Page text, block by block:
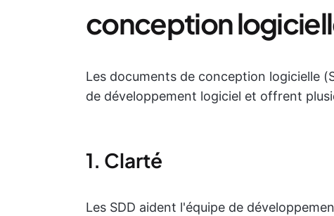
conception
Les documents de conception logicielle
de développement logiciel et offrent
1. Clarté
Les SDD aident l'équipe de